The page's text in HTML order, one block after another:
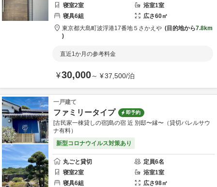
寝室2室 浴室1室
寝具6組 広さ60㎡
東京都大島町波浮港17番地５ さかえや 目的地から7.8km
直近1か月の参考料金
¥30,000～ ¥37,500/泊
一戸建て
ファミリータイプ 即予約
[古民家一棟貸しの宿]島の宿 近 別邸〜縁〜（貸切バレルサウ
ナ有料）
新型コロナウイルス対策あり
丸ごと貸切 定員6名
寝室2室 浴室1室
寝具6組 広さ98㎡